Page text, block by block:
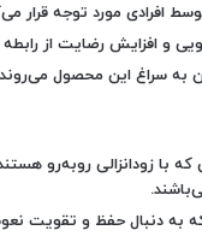
افرادی مورد توجه قرار
و افزایش رضایت از
به سراغ این محصول
که با زودانزالی روبه‌رو
که به دنبال حفظ و تقویت